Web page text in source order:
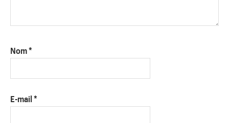
Nom*
E-mail *